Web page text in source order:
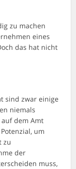
zu machen
eines
das hat nicht
sind zwar einige
niemals
dem Amt
um
zu
der
muss,